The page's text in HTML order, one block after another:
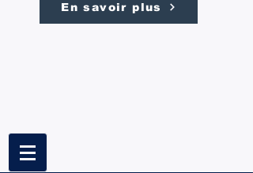
En savoir plus